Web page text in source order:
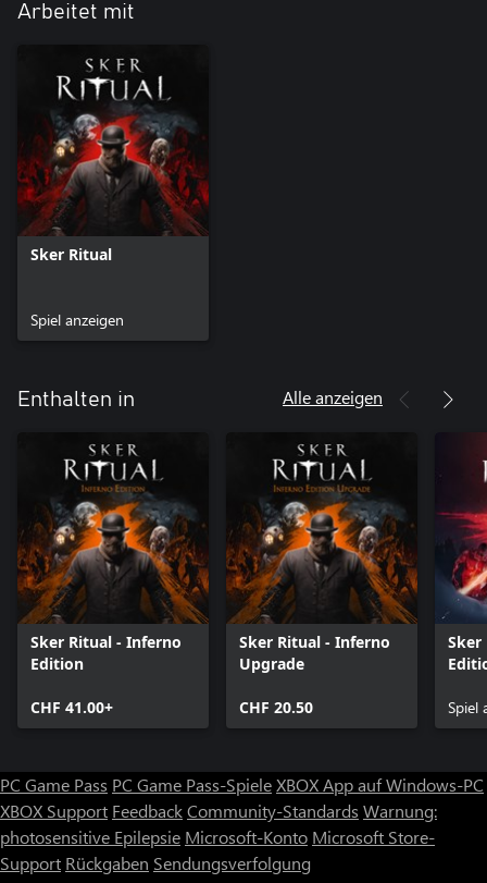
Arbeitet mit
Sker Ritual
Spiel anzeigen
Enthalten in Alle anzeigen
Sker Ritual - Inferno
Edition
CHF 41.00+
Sker Ritual - Inferno
Upgrade
CHF 20.50 Spiel
PC Game Pass PC Game Pass-SpieleXBOX App auf Windows-PC
XBOX Support FeedbackCommunity-Standards Warnung:
photosensitive Epilepsie Microsoft-Konto Microsoft Store-
Support Rückgaben Sendungsverfolgung